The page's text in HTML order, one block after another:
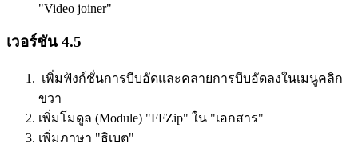
"Video joiner"
เวอร์ชัน 4.5
เพิ่มฟังก์ชั่นการบีบอัดและคลายการบีบอัดลงในเมนูคลิก
ขวา
เพิ่มโมดูล (Module) "FFZip" ใน "เอกสาร"
เพิ่มภาษา "ธิเบต"